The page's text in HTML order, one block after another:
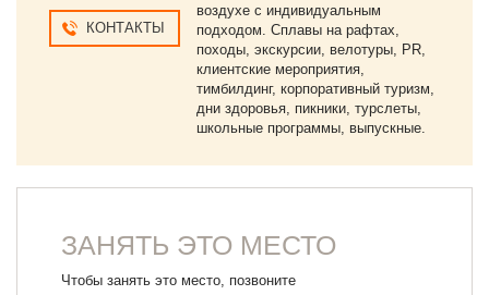
КОНТАКТЫ
воздухе с индивидуальным
подходом. Сплавы на рафтах,
походы, экскурсии, велотуры, PR,
клиентские мероприятия,
тимбилдинг, корпоративный туризм,
дни здоровья, пикники, турслеты,
школьные программы, выпускные.
ЗАНЯТЬ ЭТО МЕСТО
Чтобы занять это место, позвоните